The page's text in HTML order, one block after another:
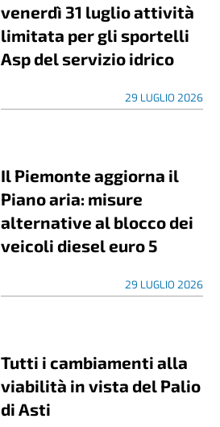
venerdì 31 luglio attività
limitata per gli sportelli
Asp del servizio idrico
29 LUGLIO 2026
Il Piemonte aggiorna il
Piano aria: misure
alternative al blocco dei
veicoli diesel euro 5
29 LUGLIO 2026
Tutti i cambiamenti alla
viabilità in vista del Palio
di Asti